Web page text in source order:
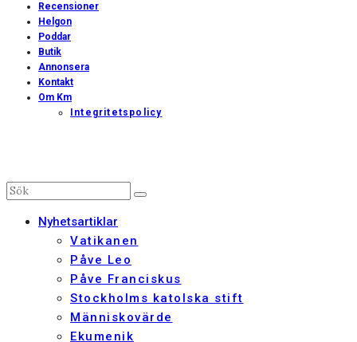
Recensioner
Helgon
Poddar
Butik
Annonsera
Kontakt
Om Km
Integritetspolicy
Nyhetsartiklar
Vatikanen
Påve Leo
Påve Franciskus
Stockholms katolska stift
Människovärde
Ekumenik